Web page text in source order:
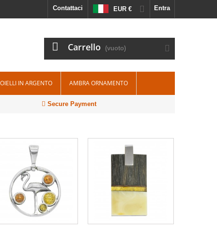
Entra
EUR €
Contattaci
Carrello (vuoto)
IN ARGENTO AMBRA ORNAMENTO
Secure Payment